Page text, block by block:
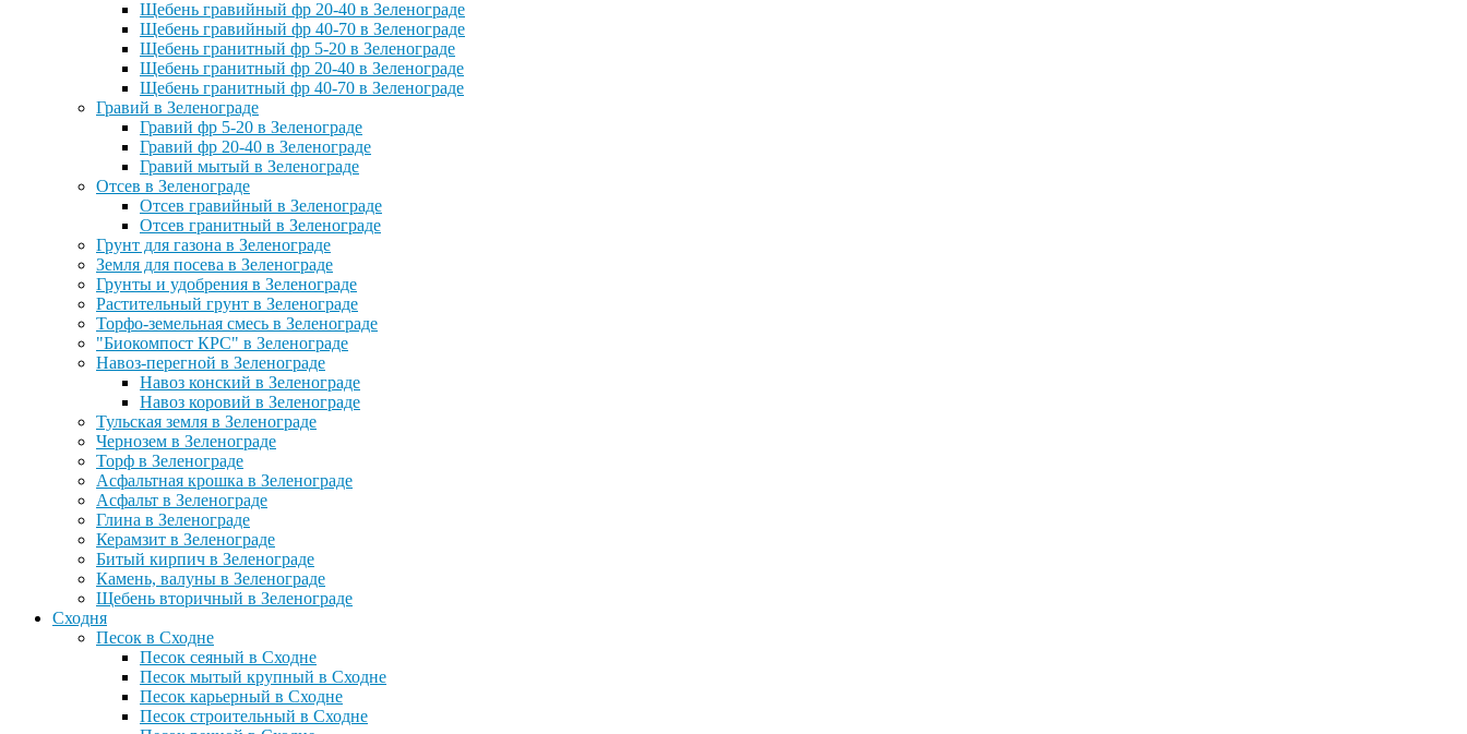
Щебень гравийный фр 20-40 в Зеленограде
Щебень гравийный фр 40-70 в Зеленограде
Щебень гранитный фр 5-20 в Зеленограде
Щебень гранитный фр 20-40 в Зеленограде
Щебень гранитный фр 40-70 в Зеленограде
Гравий в Зеленограде
Гравий фр 5-20 в Зеленограде
Гравий фр 20-40 в Зеленограде
Гравий мытый в Зеленограде
Отсев в Зеленограде
Отсев гравийный в Зеленограде
Отсев гранитный в Зеленограде
Грунт для газона в Зеленограде
Земля для посева в Зеленограде
Грунты и удобрения в Зеленограде
Растительный грунт в Зеленограде
Торфо-земельная смесь в Зеленограде
"Биокомпост КРС" в Зеленограде
Навоз-перегной в Зеленограде
Навоз конский в Зеленограде
Навоз коровий в Зеленограде
Тульская земля в Зеленограде
Чернозем в Зеленограде
Торф в Зеленограде
Асфальтная крошка в Зеленограде
Асфальт в Зеленограде
Глина в Зеленограде
Керамзит в Зеленограде
Битый кирпич в Зеленограде
Камень, валуны в Зеленограде
Щебень вторичный в Зеленограде
Сходня
Песок в Сходне
Песок сеяный в Сходне
Песок мытый крупный в Сходне
Песок карьерный в Сходне
Песок строительный в Сходне